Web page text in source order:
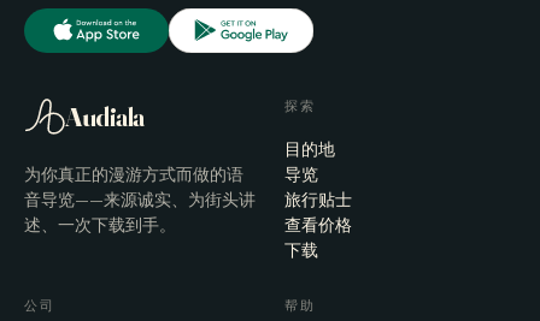
Audiala
为你真正的漫游方式而做的语
音导览——来源诚实、为街头讲
述、一次下载到手。
探索
目的地
导览
旅行贴士
查看价格
下载
公司 帮助